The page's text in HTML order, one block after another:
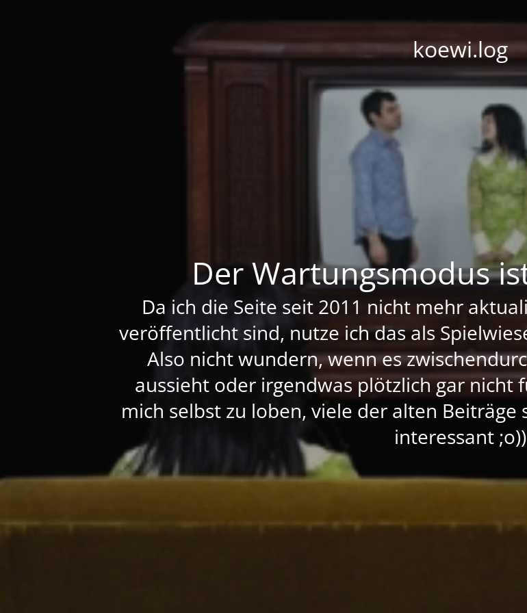
koewi.log
Der Wartungsmodus
Da ich die Seite seit 2011 nicht mehr
veröffentlicht sind, nutze ich das als
Also nicht wundern, wenn es
aussieht oder irgendwas plötzlich gar nicht
mich selbst zu loben, viele der alten
interessant ;o))